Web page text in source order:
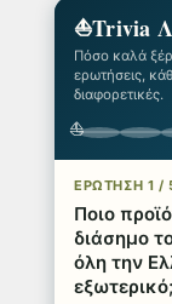
⛵Trivia
Πόσο καλά
ερωτήσεις,
διαφορετικές.
⛵
ΕΡΩΤΗΣΗ 1 /
Ποιο
διάσημο
όλη την
εξωτερικό;